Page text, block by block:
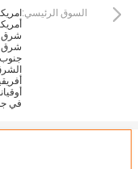
السوق الرئيسي:
شرق
شرق
في